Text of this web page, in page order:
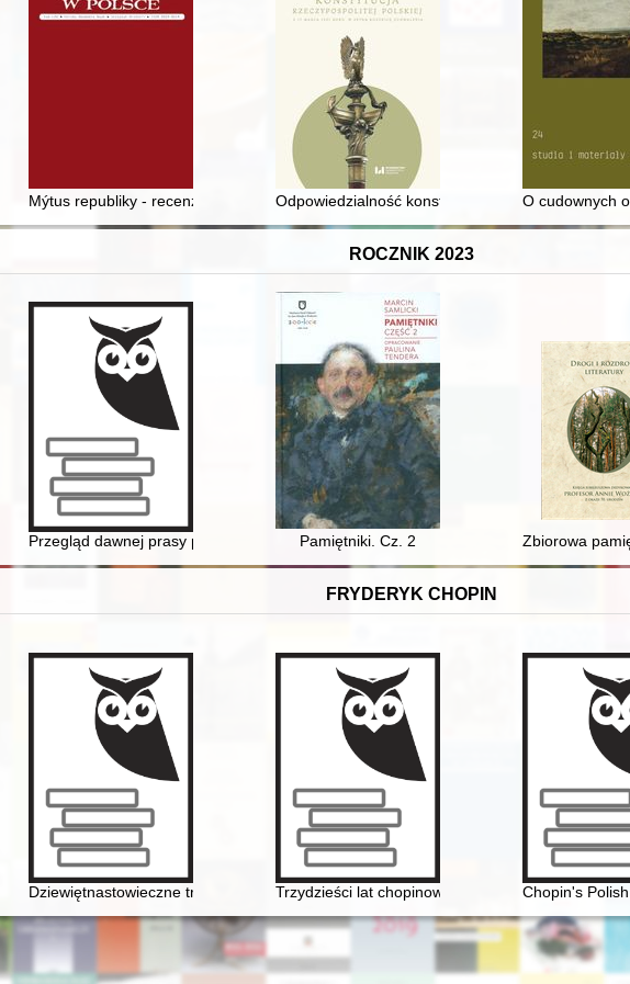
wieku
Mýtus republiky - recenzja] Odpowiedzialność konstytucyjna prezydenta RP :
O cudownych
ROCZNIK 2023
Cz. 2
Przegląd dawnej prasy płockiej Pamiętniki. Cz. 2 Zbiorowa
FRYDERYK CHOPIN
Iwaszkiewicza (w roku Chopina - 2010 - w dwusetlecie urodzin artysty)
Dziewiętnastowieczne transkrypcje utworów Fryderyka Chopina. Aspekty historyczne,
Trzydzieści lat chopinowskich festiwali w Antoninie
Chopin's